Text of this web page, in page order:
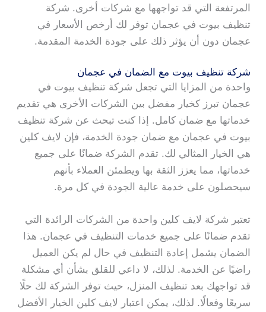
المرتفعة التي قد تواجهها مع شركات أخرى. شركة
تنظيف بيوت في عجمان توفر لك أرخص الأسعار في
عجمان دون أن يؤثر ذلك على جودة الخدمة المقدمة.
شركة تنظيف بيوت مع الضمان في عجمان
واحدة من المزايا التي تجعل شركة تنظيف بيوت في
عجمان تبرز كخيار مفضل بين الشركات الأخرى هي تقديم
خدماتها مع ضمان كامل. إذا كنت تبحث عن شركة تنظيف
بيوت في عجمان مع ضمان جودة الخدمة، فإن لايف كلين
هي الخيار المثالي لك. تقدم الشركة ضمانًا على جميع
خدماتها، مما يعزز الثقة بها ويطمئن العملاء بأنهم
سيحصلون على خدمة عالية الجودة في كل مرة.
تعتبر شركة لايف كلين واحدة من الشركات الرائدة التي
تقدم ضمانًا على جميع خدمات التنظيف في عجمان. هذا
الضمان يشمل إعادة التنظيف في حال لم يكن العميل
راضيًا عن الخدمة. لذلك، لا داعي للقلق بشأن أي مشكلة
قد تواجهك بعد تنظيف المنزل، حيث توفر الشركة لك حلًا
سريعًا وفعالًا. لذلك، يمكن اعتبار لايف كلين الخيار الأفضل